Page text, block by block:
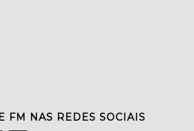
FM NAS REDES SOCIAIS